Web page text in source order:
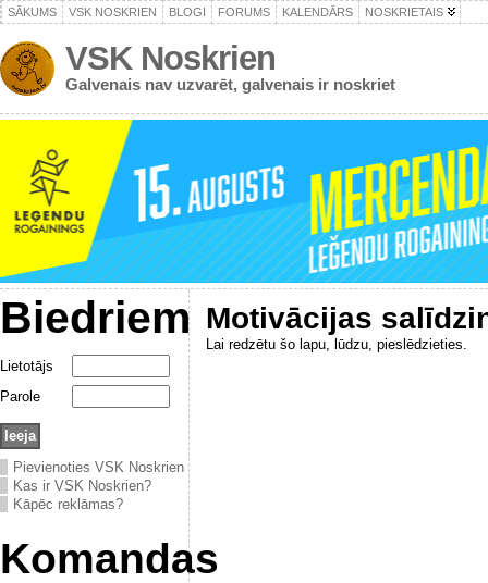
SĀKUMS VSK NOSKRIEN BLOGI FORUMS KALENDĀRS NOSKRIETAIS
VSK Noskrien
Galvenais nav uzvarēt, galvenais ir noskriet
Biedriem
Lietotājs
Parole
Pievienoties VSK Noskrien
Kas ir VSK Noskrien?
Kāpēc reklāmas?
Komandas
Motivācijas
Lai redzētu šo lapu, lūdzu, pieslēdzieties.